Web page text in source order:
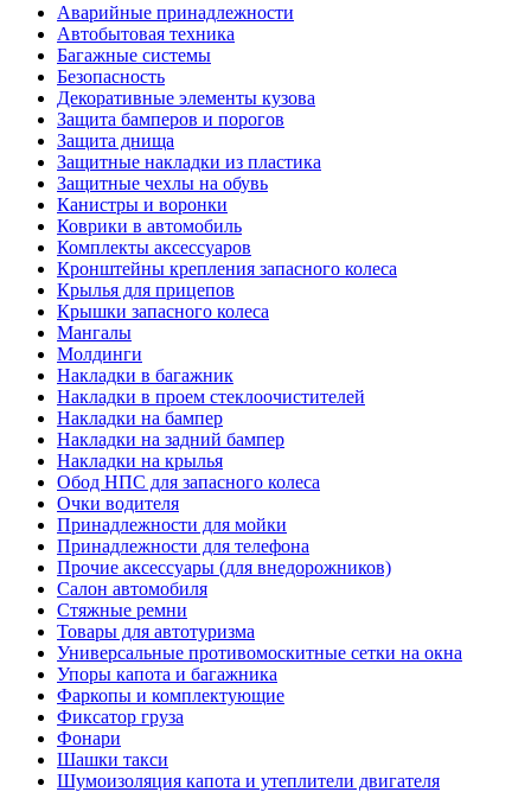
Аварийные принадлежности
Автобытовая техника
Багажные системы
Безопасность
Декоративные элементы кузова
Защита бамперов и порогов
Защита днища
Защитные накладки из пластика
Защитные чехлы на обувь
Канистры и воронки
Коврики в автомобиль
Комплекты аксессуаров
Кронштейны крепления запасного колеса
Крылья для прицепов
Крышки запасного колеса
Мангалы
Молдинги
Накладки в багажник
Накладки в проем стеклоочистителей
Накладки на бампер
Накладки на задний бампер
Накладки на крылья
Обод НПС для запасного колеса
Очки водителя
Принадлежности для мойки
Принадлежности для телефона
Прочие аксессуары (для внедорожников)
Салон автомобиля
Стяжные ремни
Товары для автотуризма
Универсальные противомоскитные сетки на окна
Упоры капота и багажника
Фаркопы и комплектующие
Фиксатор груза
Фонари
Шашки такси
Шумоизоляция капота и утеплители двигателя